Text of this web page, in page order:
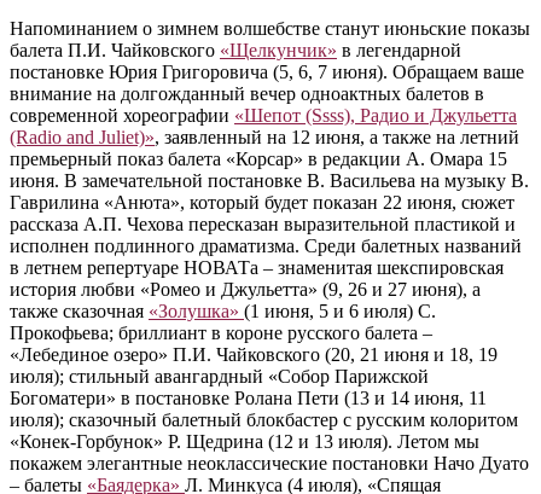
Напоминанием о зимнем волшебстве станут июньские показы
балета П.И. Чайковского «Щелкунчик» в легендарной
постановке Юрия Григоровича (5, 6, 7 июня). Обращаем ваше
внимание на долгожданный вечер одноактных балетов в
современной хореографии «Шепот (Ssss), Радио и Джульетта
(Radio and Juliet)», заявленный на 12 июня, а также на летний
премьерный показ балета «Корсар» в редакции А. Омара 15
июня. В замечательной постановке В. Васильева на музыку В.
Гаврилина «Анюта», который будет показан 22 июня, сюжет
рассказа А.П. Чехова пересказан выразительной пластикой и
исполнен подлинного драматизма. Среди балетных названий
в летнем репертуаре НОВАТа ‒ знаменитая шекспировская
история любви «Ромео и Джульетта» (9, 26 и 27 июня), а
также сказочная «Золушка» (1 июня, 5 и 6 июля) С.
Прокофьева; бриллиант в короне русского балета ‒
«Лебединое озеро» П.И. Чайковского (20, 21 июня и 18, 19
июля); стильный авангардный «Собор Парижской
Богоматери» в постановке Ролана Пети (13 и 14 июня, 11
июля); сказочный балетный блокбастер с русским колоритом
«Конек-Горбунок» Р. Щедрина (12 и 13 июля). Летом мы
покажем элегантные неоклассические постановки Начо Дуато
‒ балеты «Баядерка» Л. Минкуса (4 июля), «Спящая